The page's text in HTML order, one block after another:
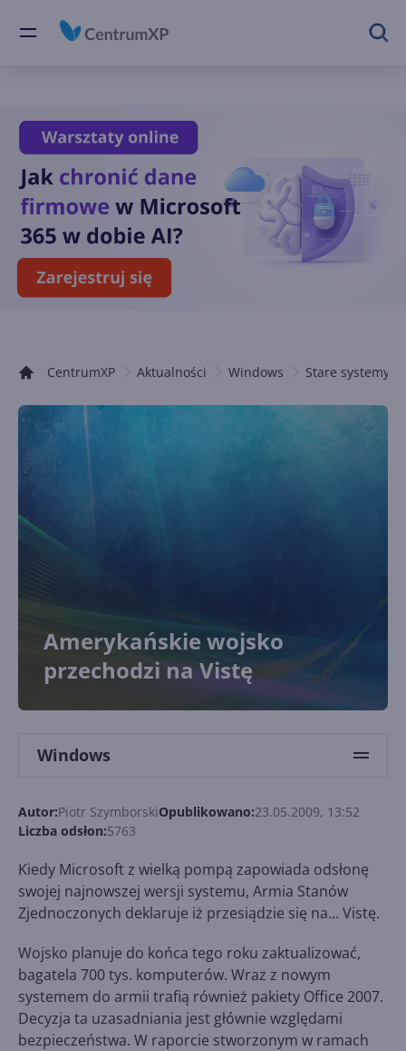
CentrumXP Aktualności Windows Stare systemy
Amerykańskie wojsko
przechodzi na Vistę
Windows
Autor:Piotr SzymborskiOpublikowano:23.05.2009, 13:52
Liczba odsłon:5763
Kiedy Microsoft z wielką pompą zapowiada odsłonę
swojej najnowszej wersji systemu, Armia Stanów
Zjednoczonych deklaruje iż przesiądzie się na... Vistę.
Wojsko planuje do końca tego roku zaktualizować,
bagatela 700 tys. komputerów. Wraz z nowym
systemem do armii trafią również pakiety Office 2007.
Decyzja ta uzasadniania jest głównie względami
bezpieczeństwa. W raporcie stworzonym w ramach